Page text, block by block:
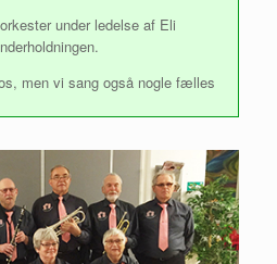
under ledelse af Eli
men vi sang også nogle fælles